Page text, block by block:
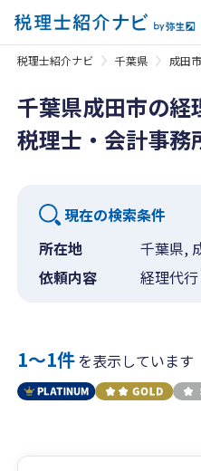
税理士紹介ナビ 千葉県 成田市
千葉県成田市の経
税理士・会計事務
現在の検索条件
所在地
千葉県,
依頼内容
経理代行
1〜1件を表示しています